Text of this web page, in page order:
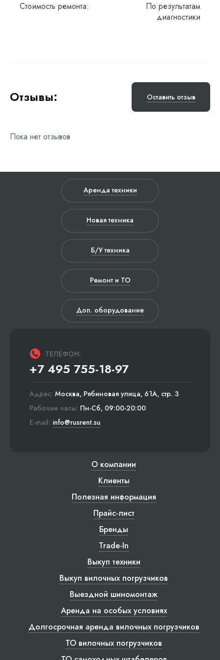
Стоимость ремонта:
По результатам
диагностики
Отзывы: Оставить отзыв
Пока нет отзывов
Аренда техники
Новая техника
Б/У техника
Ремонт и ТО
Доп. оборудование
ТЕЛЕФОН:
+7 495 755-18-97
Адрес: Москва, Рябиновая улица, 61А, стр. 3
Рабочие часы: Пн-Сб, 09:00-20:00
E-mail: info@rusrent.su
О компании
Клиенты
Полезная информация
Прайс-лист
Бренды
Trade-In
Выкуп техники
Выкуп вилочных погрузчиков
Выездной шиномонтаж
Аренда на особых условиях
Долгосрочная аренда вилочных погрузчиков
ТО вилочных погрузчиков